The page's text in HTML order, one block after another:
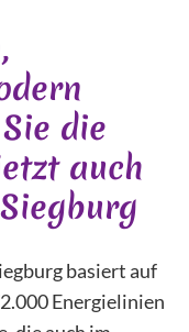
die
auch
basiert auf
Energielinien